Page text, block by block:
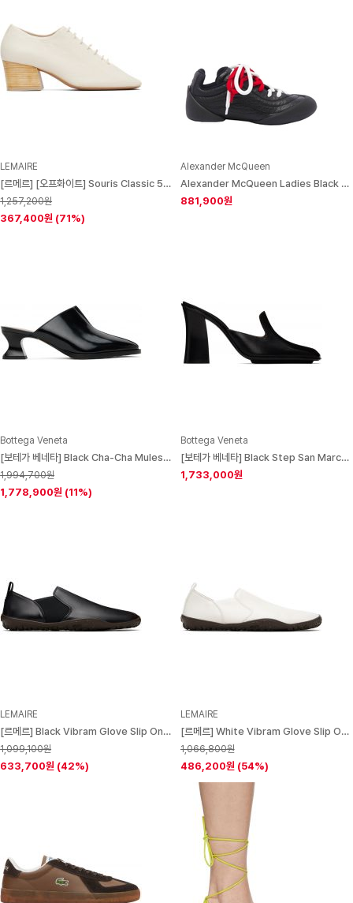
LEMAIRE
[르메르] [오프화이트] Souris Classic 55 Derby Heels 252646F122001
1,257,200원
367,400원 (71%)
Alexander McQueen
Alexander McQueen Ladies Black Flexion Sneakers
881,900원
Bottega Veneta
[보테가 베네타] Black Cha-Cha Mules 241798F122010
1,994,700원
1,778,900원 (11%)
Bottega Veneta
[보테가 베네타] Black Step San Marco Mules 242798F122004
1,733,000원
LEMAIRE
[르메르] Black Vibram Glove Slip On Leather Sneakers 261646M237001
1,099,100원
633,700원 (42%)
LEMAIRE
[르메르] White Vibram Glove Slip On Leather Sneakers 261646M237000
1,066,800원
486,200원 (54%)